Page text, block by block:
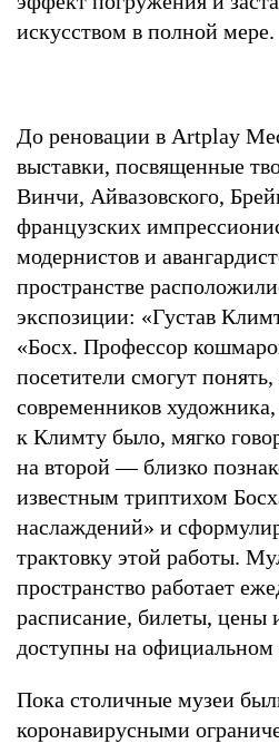
искусством в полной мере.
До реновации в Artplay
выставки, посвященные
Винчи, Айвазовского,
французских
модернистов и
пространстве
экспозиции: «Густав
«Босх. Профессор
посетители смогут
современников
к Климту было, мягко
на второй — близко
известным триптихом
наслаждений» и
трактовку этой работы.
пространство работает
расписание, билеты,
доступны на официальном
Пока столичные музеи
коронавирусными